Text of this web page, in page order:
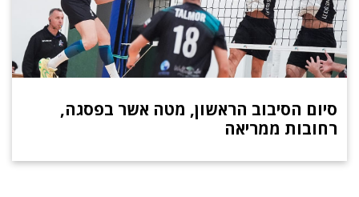
סיום הסיבוב הראשון, מטה אשר בפסגה,
רחובות ממריאה